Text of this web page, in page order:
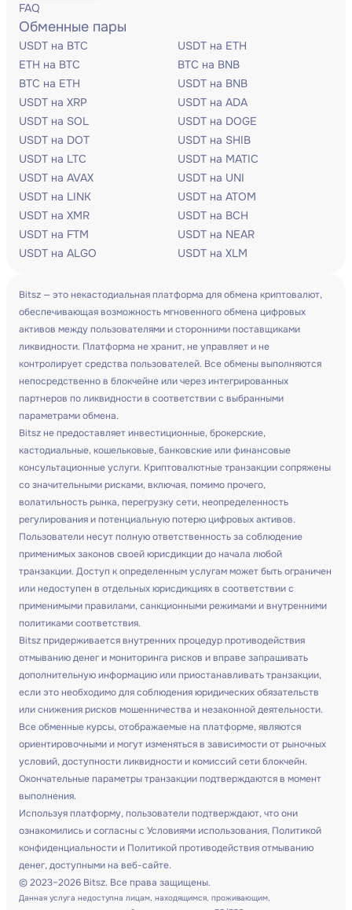
FAQ
Обменные пары
USDT на BTC
USDT на ETH
ETH на BTC
BTC на BNB
BTC на ETH
USDT на BNB
USDT на XRP
USDT на ADA
USDT на SOL
USDT на DOGE
USDT на DOT
USDT на SHIB
USDT на LTC
USDT на MATIC
USDT на AVAX
USDT на UNI
USDT на LINK
USDT на ATOM
USDT на XMR
USDT на BCH
USDT на FTM
USDT на NEAR
USDT на ALGO
USDT на XLM
Bitsz — это некастодиальная платформа для обмена криптовалют,
обеспечивающая возможность мгновенного обмена цифровых
активов между пользователями и сторонними поставщиками
ликвидности. Платформа не хранит, не управляет и не
контролирует средства пользователей. Все обмены выполняются
непосредственно в блокчейне или через интегрированных
партнеров по ликвидности в соответствии с выбранными
параметрами обмена.
Bitsz не предоставляет инвестиционные, брокерские,
кастодиальные, кошельковые, банковские или финансовые
консультационные услуги. Криптовалютные транзакции сопряжены
со значительными рисками, включая, помимо прочего,
волатильность рынка, перегрузку сети, неопределенность
регулирования и потенциальную потерю цифровых активов.
Пользователи несут полную ответственность за соблюдение
применимых законов своей юрисдикции до начала любой
транзакции. Доступ к определенным услугам может быть ограничен
или недоступен в отдельных юрисдикциях в соответствии с
применимыми правилами, санкционными режимами и внутренними
политиками соответствия.
Bitsz придерживается внутренних процедур противодействия
отмыванию денег и мониторинга рисков и вправе запрашивать
дополнительную информацию или приостанавливать транзакции,
если это необходимо для соблюдения юридических обязательств
или снижения рисков мошенничества и незаконной деятельности.
Все обменные курсы, отображаемые на платформе, являются
ориентировочными и могут изменяться в зависимости от рыночных
условий, доступности ликвидности и комиссий сети блокчейн.
Окончательные параметры транзакции подтверждаются в момент
выполнения.
Используя платформу, пользователи подтверждают, что они
ознакомились и согласны с Условиями использования, Политикой
конфиденциальности и Политикой противодействия отмыванию
денег, доступными на веб-сайте.
© 2023–2026 Bitsz. Все права защищены.
Данная услуга недоступна лицам, находящимся, проживающим,